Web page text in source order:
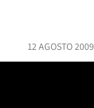
12 AGOSTO 2009